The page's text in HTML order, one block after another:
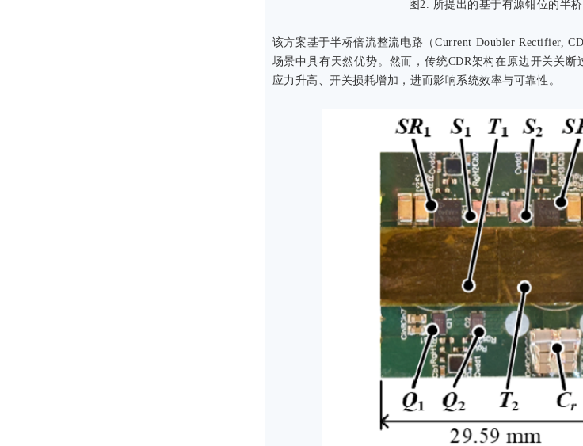
图2. 所提出的基于有源钳位的半
该方案基于半桥倍流整流电路（Current Doubler Rectifier,
场景中具有天然优势。然而，传统CDR架构在原边开关关
应力升高、开关损耗增加，进而影响系统效率与可靠性。